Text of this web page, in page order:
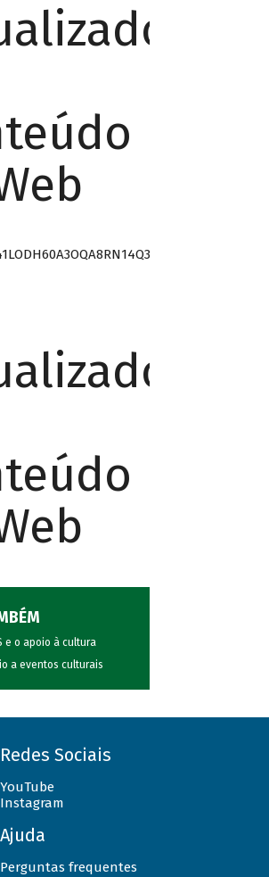
e o apoio à cultura
a eventos culturais
Redes Sociais
YouTube
Instagram
Ajuda
Perguntas frequentes